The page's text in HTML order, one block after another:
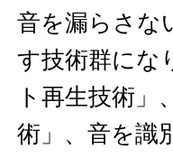
音を漏らさな
す技術群にな
ト再生技術」
術」、音を識